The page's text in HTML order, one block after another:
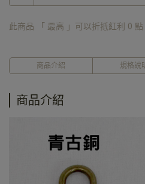
此商品 「 最高 」可以折抵紅利 0
商品介紹 規格說
商品介紹